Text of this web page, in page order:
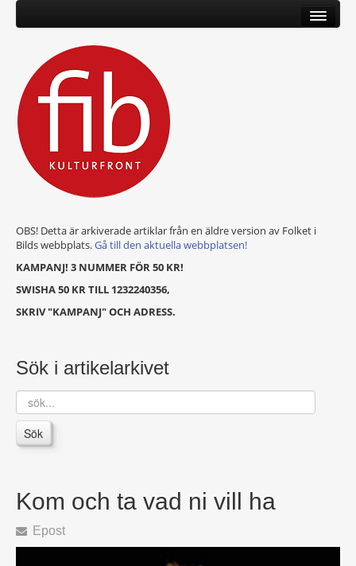
OBS! Detta är arkiverade artiklar från en äldre version av Folket i
Bilds webbplats.Gå till den aktuella webbplatsen!
KAMPANJ! 3 NUMMER FÖR 50 KR!
SWISHA 50 KR TILL 1232240356,
SKRIV "KAMPANJ" OCH ADRESS.
Sök i artikelarkivet
sök...
Sök
Kom och ta vad ni vill ha
Epost